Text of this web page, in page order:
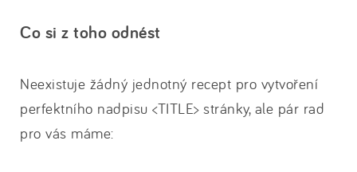
Co si z toho odnést
Neexistuje žádný jednotný recept pro vytvoření
perfektního nadpisu <TITLE> stránky, ale pár rad
pro vás máme: